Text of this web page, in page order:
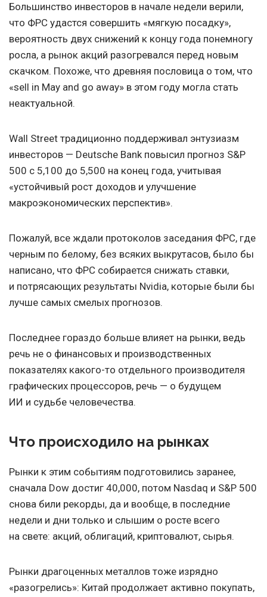
Большинство инвесторов в начале недели верили,
что ФРС удастся совершить «мягкую посадку»,
вероятность двух снижений к концу года понемногу
росла, а рынок акций разогревался перед новым
скачком. Похоже, что древняя пословица о том, что
«sell in May and go away» в этом году могла стать
неактуальной.
Wall Street традиционно поддерживал энтузиазм
инвесторов — Deutsche Bank повысил прогноз S&P
500 с 5,100 до 5,500 на конец года, учитывая
«устойчивый рост доходов и улучшение
макроэкономических перспектив».
Пожалуй, все ждали протоколов заседания ФРС, где
черным по белому, без всяких выкрутасов, было бы
написано, что ФРС собирается снижать ставки,
и потрясающих результаты Nvidia, которые были бы
лучше самых смелых прогнозов.
Последнее гораздо больше влияет на рынки, ведь
речь не о финансовых и производственных
показателях какого-то отдельного производителя
графических процессоров, речь — о будущем
ИИ и судьбе человечества.
Что происходило на рынках
Рынки к этим событиям подготовились заранее,
сначала Dow достиг 40,000, потом Nasdaq и S&P 500
снова били рекорды, да и вообще, в последние
недели и дни только и слышим о росте всего
на свете: акций, облигаций, криптовалют, сырья.
Рынки драгоценных металлов тоже изрядно
«разогрелись»: Китай продолжает активно покупать,